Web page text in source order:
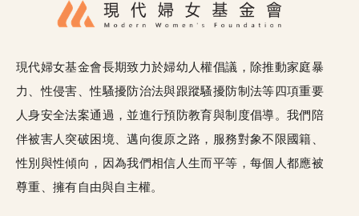
現代婦女基金會長期致力於婦幼人權倡議，除推動家庭暴
力、性侵害、性騷擾防治法與跟蹤騷擾防制法等四項重要
人身安全法案通過，並進行預防教育與制度倡導。我們陪
伴被害人突破困境、邁向復原之路，服務對象不限國籍、
性別與性傾向，因為我們相信人生而平等，每個人都應被
尊重、擁有自由與自主權。